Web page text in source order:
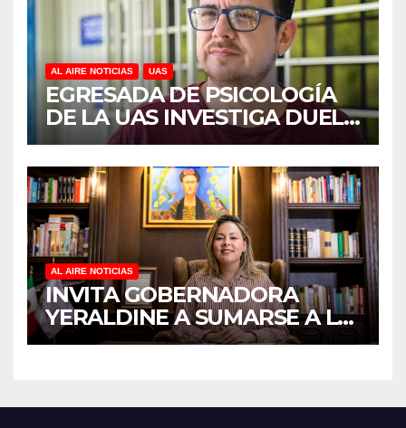
AL AIRE NOTICIAS UAS
EGRESADA DE PSICOLOGÍA
DE LA UAS INVESTIGA DUELO
ANTICIPADO Y SOBRECARGA
EN CUIDADORES DE
ADULTOS MAYORES
AL AIRE NOTICIAS
INVITA GOBERNADORA
YERALDINE A SUMARSE A LA
JORNADA NACIONAL DE
DE ÁRBOLES